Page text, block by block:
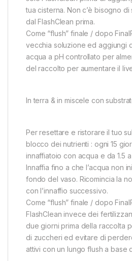
tua cisterna. Non c’è bisogno
dal FlashClean prima.
Come “flush” finale / dopo
vecchia soluzione ed aggiungi
acqua a pH controllato per
del raccolto per aumentare il
In terra & in miscele con
Per resettare e ristorare il tuo
blocco dei nutrienti : ogni 15
innaffiatoio con acqua e da 1.5
Innaffia fino a che l’acqua non
fondo del vaso. Ricomincia la
con l’innaffio successivo.
Come “flush” finale / dopo
FlashClean invece dei
due giorni prima della raccolta
di zuccheri ed evitare di
attivi con un lungo flush a base